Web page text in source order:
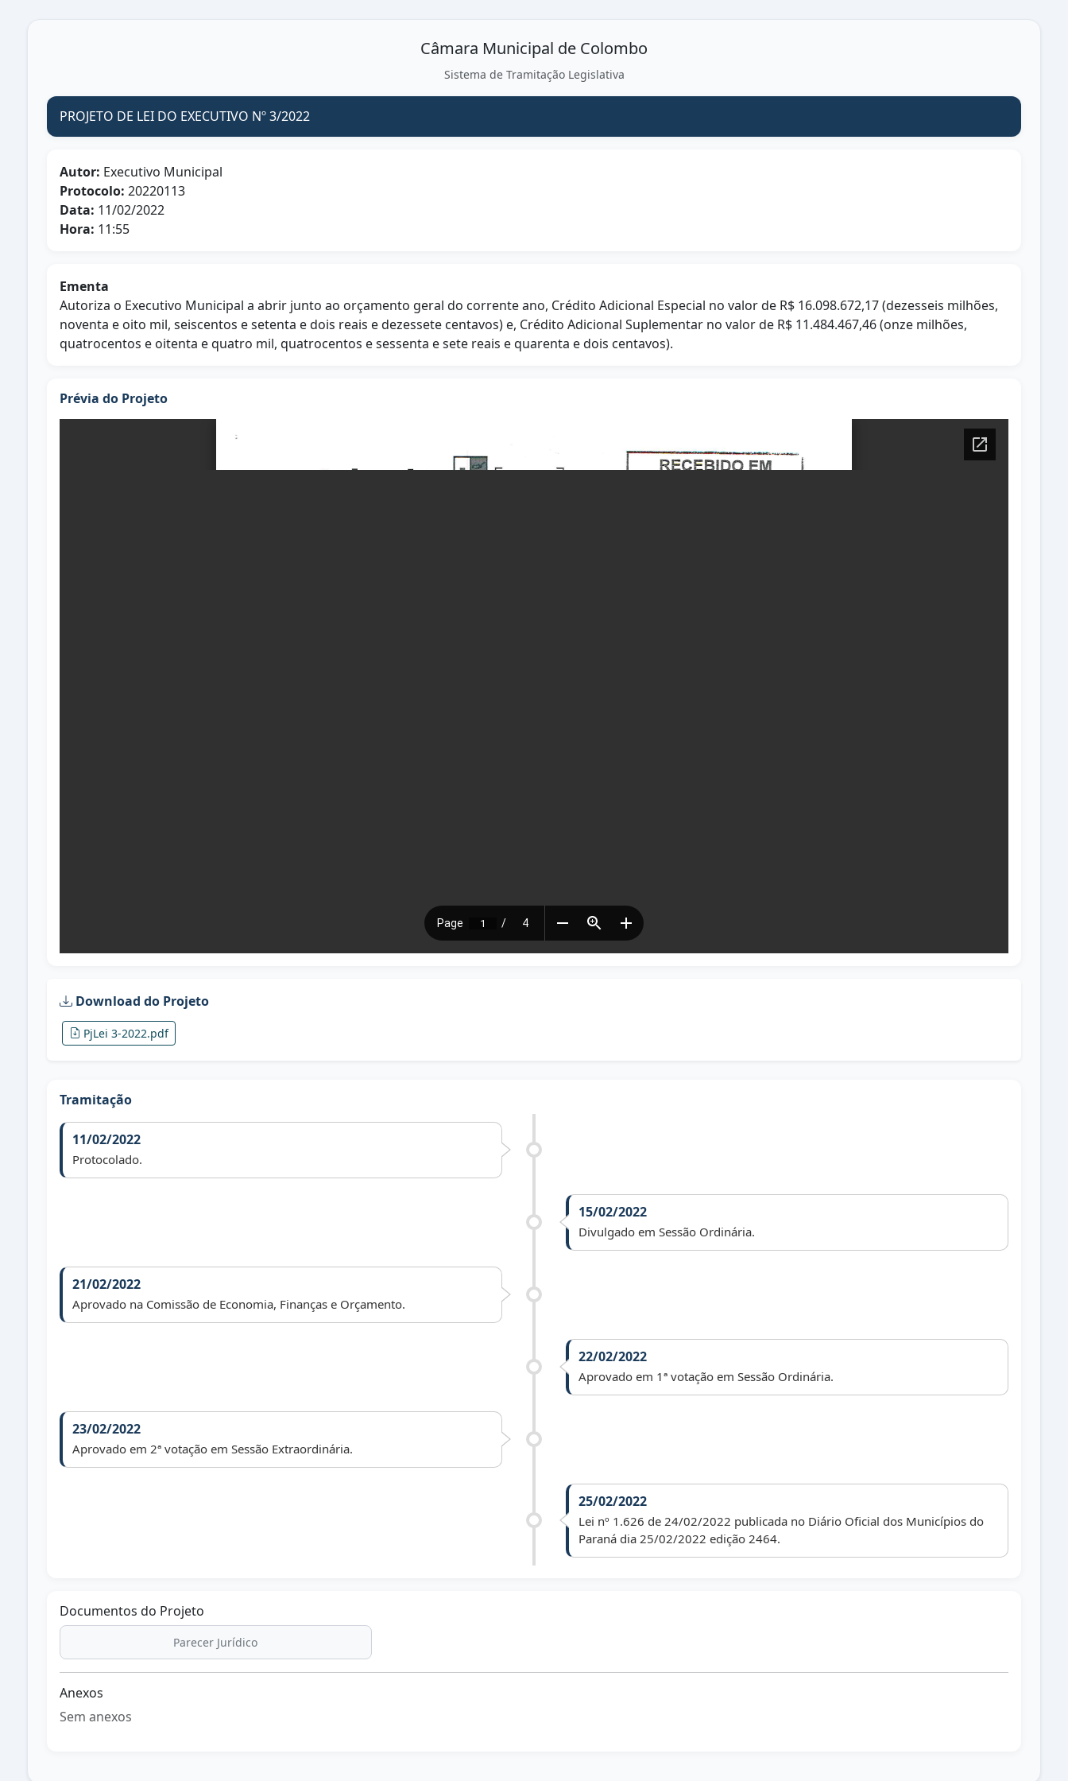
Câmara Municipal de Colombo
Sistema de Tramitação Legislativa
PROJETO DE LEI DO EXECUTIVO Nº 3/2022
Autor: Executivo Municipal
Protocolo: 20220113
Data: 11/02/2022
Hora: 11:55
Ementa
Autoriza o Executivo Municipal a abrir junto ao orçamento geral do corrente ano, Crédito Adicional Especial no valor de R$ 16.098.672,17 (dezesseis milhões,
noventa e oito mil, seiscentos e setenta e dois reais e dezessete centavos) e, Crédito Adicional Suplementar no valor de R$ 11.484.467,46 (onze milhões,
quatrocentos e oitenta e quatro mil, quatrocentos e sessenta e sete reais e quarenta e dois centavos).
Prévia do Projeto
Download do Projeto
PjLei 3-2022.pdf
Tramitação
11/02/2022
Protocolado.
15/02/2022
Divulgado em Sessão Ordinária.
21/02/2022
Aprovado na Comissão de Economia, Finanças e Orçamento.
22/02/2022
Aprovado em 1ª votação em Sessão Ordinária.
23/02/2022
Aprovado em 2ª votação em Sessão Extraordinária.
25/02/2022
Lei nº 1.626 de 24/02/2022 publicada no Diário Oficial dos Municípios do
Paraná dia 25/02/2022 edição 2464.
Documentos do Projeto
Parecer Jurídico
Anexos
Sem anexos